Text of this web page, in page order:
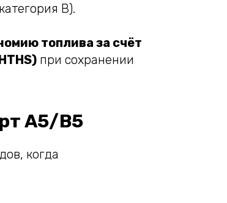
B).
топлива за счёт
при сохранении
A5/B5
когда